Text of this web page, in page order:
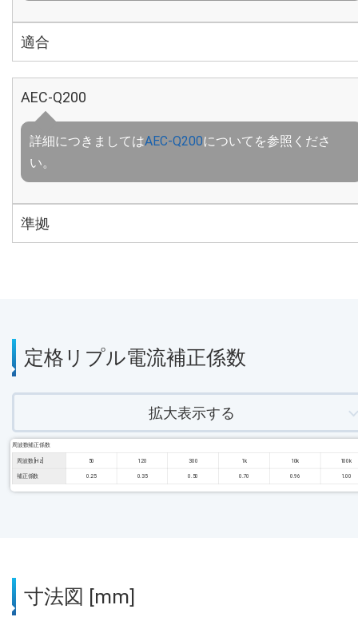
適合
AEC-Q200
詳細につきましてはAEC-Q200についてを参照くださ
い。
準拠
定格リプル電流補正係数
拡大表示する
周波数補正係数
周波数 [Hz] 50 120 300 1k 10k 100k
補正係数 0.25 0.35 0.50 0.70 0.96 1.00
寸法図 [mm]